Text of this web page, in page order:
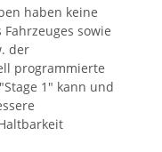
haben keine
sowie
der
programmierte
1" kann und